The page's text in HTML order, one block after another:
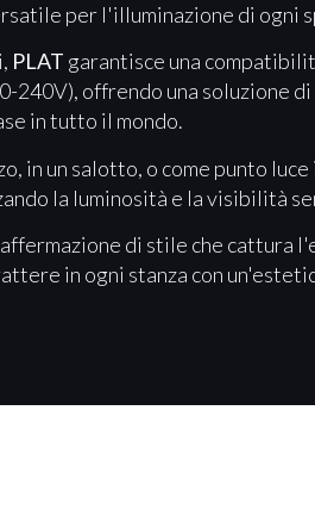
per l'illuminazione di ogni
PLAT garantisce una
240V), offrendo una soluzione
in tutto il mondo.
in un salotto, o come punto luce
la luminosità e la visibilità
di stile che cattura
in ogni stanza con